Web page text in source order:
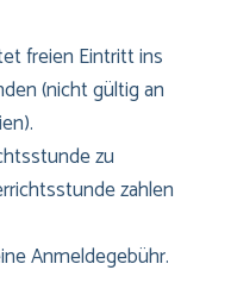
freien Eintritt ins
(nicht gültig an
zu
zahlen
Anmeldegebühr.